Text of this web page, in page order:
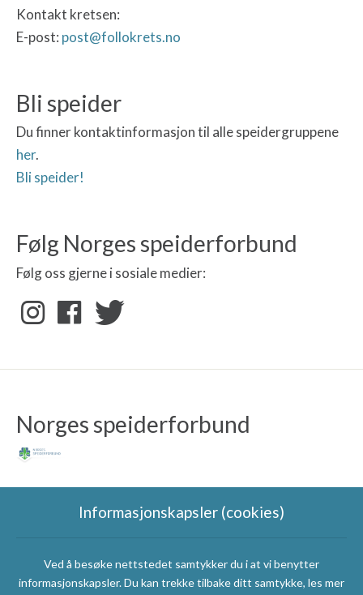
Kontakt kretsen:
E-post: post@follokrets.no
Bli speider
Du finner kontaktinformasjon til alle speidergruppene
her.
Bli speider!
Følg Norges speiderforbund
Følg oss gjerne i sosiale medier:
Norges speiderforbund
Speidergruppas
Informasjonskapsler (cookies)
Ved å besøke nettstedet samtykker du i at vi benytter
informasjonskapsler. Du kan trekke tilbake ditt samtykke, les mer